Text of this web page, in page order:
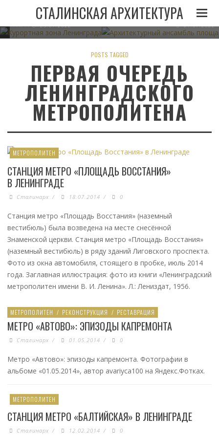
СТАЛИНСКАЯ АРХИТЕКТУРА
05.11.2022
ЛЕНИНГРАДА ПРИ
СТАЛИНЕ
23.07.2022
АРХИТЕКТУРНЫЙ АНСАМБЛЬ
В МИНСКЕ
21.07.2022
POSTS TAGGED
ПЕРВАЯ ОЧЕРЕДЬ
ЛЕНИНГРАДСКОГО
МЕТРОПОЛИТЕНА
МЕТРОПОЛИТЕН
СТАНЦИЯ МЕТРО «ПЛОЩАДЬ ВОССТАНИЯ»
В ЛЕНИНГРАДЕ
Сталинарх / 18.07.2014 / 0
Станция метро «Площадь Восстания» (наземный
вестибюль) была возведена на месте снесённой
Знаменской церкви. Станция метро «Площадь Восстания»
(наземный вестибюль) в ряду зданий Лиговского проспекта.
Фото из окна автомобиля, стоящего в пробке, июль 2014
года. Заглавная иллюстрация: фото из книги «Ленинградский
метрополитен имени В. И. Ленина». Л.: Лениздат, 1956.
МЕТРОПОЛИТЕН / РЕКОНСТРУКЦИЯ / РЕСТАВРАЦИЯ
МЕТРО «АВТОВО»: ЭПИЗОДЫ КАПРЕМОНТА
Сталинарх / 01.05.2014 / 0
Метро «Автово»: эпизоды капремонта. Фотографии в
альбоме «01.05.2014», автор avariyca100 на Яндекс.Фотках.
МЕТРОПОЛИТЕН
СТАНЦИЯ МЕТРО «БАЛТИЙСКАЯ» В ЛЕНИНГРАДЕ
Сталинарх / 12.02.2014 / 0